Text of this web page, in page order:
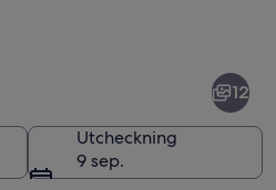
12
Utcheckning
9 sep.